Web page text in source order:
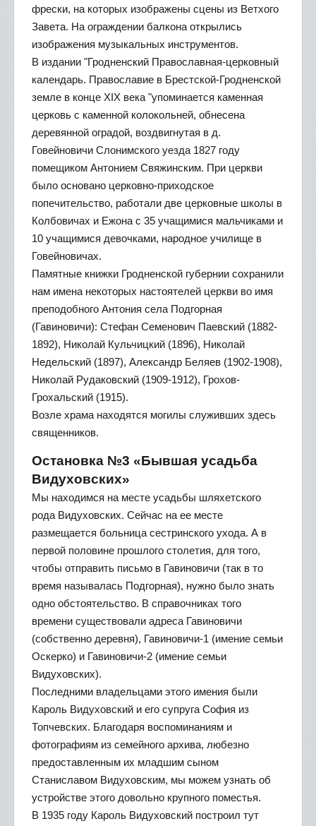
фрески, на которых изображены сцены из Ветхого
Завета. На ограждении балкона открылись
изображения музыкальных инструментов.
В издании "Гродненский Православная-церковный
календарь. Православие в Брестской-Гродненской
земле в конце XIX века "упоминается каменная
церковь с каменной колокольней, обнесена
деревянной оградой, воздвигнутая в д.
Говейновичи Слонимского уезда 1827 году
помещиком Антонием Свяжинским. При церкви
было основано церковно-приходское
попечительство, работали две церковные школы в
Колбовичах и Ежона с 35 учащимися мальчиками и
10 учащимися девочками, народное училище в
Говейновичах.
Памятные книжки Гродненской губернии сохранили
нам имена некоторых настоятелей церкви во имя
преподобного Антония села Подгорная
(Гавиновичи): Стефан Семенович Паевский (1882-
1892), Николай Кульчицкий (1896), Николай
Недельский (1897), Александр Беляев (1902-1908),
Николай Рудаковский (1909-1912), Грохов-
Грохальский (1915).
Возле храма находятся могилы служивших здесь
священников.
Остановка №3 «Бывшая усадьба
Видуховских»
Мы находимся на месте усадьбы шляхетского
рода Видуховских. Сейчас на ее месте
размещается больница сестринского ухода. А в
первой половине прошлого столетия, для того,
чтобы отправить письмо в Гавиновичи (так в то
время называлась Подгорная), нужно было знать
одно обстоятельство. В справочниках того
времени существовали адреса Гавиновичи
(собственно деревня), Гавиновичи-1 (имение семьи
Оскерко) и Гавиновичи-2 (имение семьи
Видуховских).
Последними владельцами этого имения были
Кароль Видуховский и его супруга София из
Топчевских. Благодаря воспоминаниям и
фотографиям из семейного архива, любезно
предоставленным их младшим сыном
Станиславом Видуховским, мы можем узнать об
устройстве этого довольно крупного поместья.
В 1935 году Кароль Видуховский построил тут